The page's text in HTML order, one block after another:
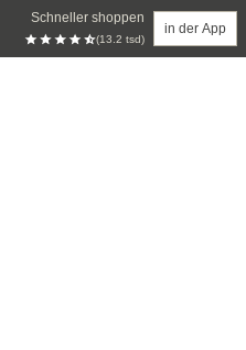
Schneller shoppen
(13.2 tsd)
in der App